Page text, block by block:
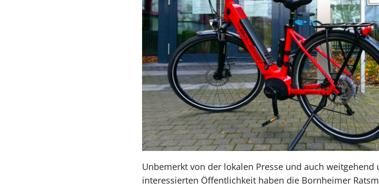
Unbemerkt von der lokalen Presse und auch weitgehend
interessierten Öffentlichkeit haben die Bornheimer